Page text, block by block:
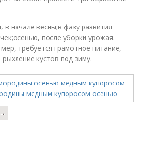
в начале весны;в фазу развития
после уборки урожая.
требуется грамотное питание,
кустов под зиму.